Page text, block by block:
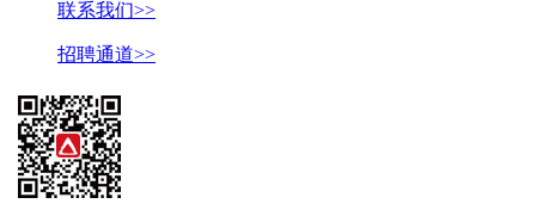
联系我们>>
招聘通道>>